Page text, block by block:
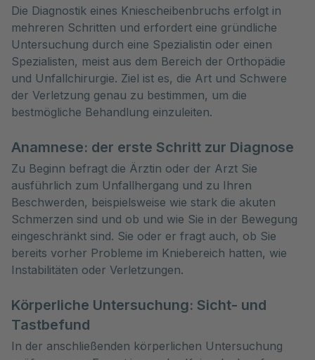
Die Diagnostik eines Kniescheibenbruchs erfolgt in
mehreren Schritten und erfordert eine gründliche
Untersuchung durch eine Spezialistin oder einen
Spezialisten, meist aus dem Bereich der Orthopädie
und Unfallchirurgie. Ziel ist es, die Art und Schwere
der Verletzung genau zu bestimmen, um die
bestmögliche Behandlung einzuleiten.
Anamnese: der erste Schritt zur Diagnose
Zu Beginn befragt die Ärztin oder der Arzt Sie
ausführlich zum Unfallhergang und zu Ihren
Beschwerden, beispielsweise wie stark die akuten
Schmerzen sind und ob und wie Sie in der Bewegung
eingeschränkt sind. Sie oder er fragt auch, ob Sie
bereits vorher Probleme im Kniebereich hatten, wie
Instabilitäten oder Verletzungen.
Körperliche Untersuchung: Sicht- und
Tastbefund
In der anschließenden körperlichen Untersuchung